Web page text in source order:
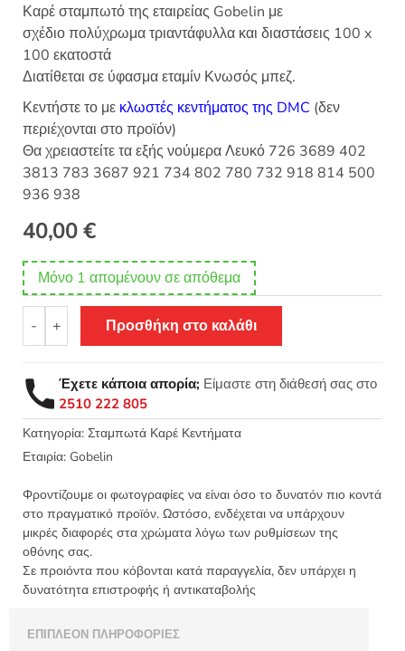
Καρέ σταμπωτό της εταιρείας Gobelin με
σχέδιο πολύχρωμα τριαντάφυλλα και διαστάσεις 100 x
100 εκατοστά
Διατίθεται σε ύφασμα εταμίν Κνωσός μπεζ.
Κεντήστε το με κλωστές κεντήματος της DMC (δεν
περιέχονται στο προϊόν)
Θα χρειαστείτε τα εξής νούμερα Λευκό 726 3689 402
3813 783 3687 921 734 802 780 732 918 814 500
936 938
40,00€
Μόνο 1 απομένουν σε απόθεμα
-
Σταμπωτό
καρέ
πολύχρωμα
τριαντάφυλλα
100X100
Κνωσός
-
03.27
ποσότητα
+ Προσθήκη στο καλάθι
Έχετε κάποια απορία; Είμαστε στη διάθεσή σας στο
2510 222 805
Κατηγορία: Σταμπωτά Καρέ Κεντήματα
Εταιρία: Gobelin
Φροντίζουμε οι φωτογραφίες να είναι όσο το δυνατόν πιο κοντά
στο πραγματικό προϊόν. Ωστόσο, ενδέχεται να υπάρχουν
μικρές διαφορές στα χρώματα λόγω των ρυθμίσεων της
οθόνης σας.
Σε προιόντα που κόβονται κατά παραγγελία, δεν υπάρχει η
δυνατότητα επιστροφής ή αντικαταβολής
ΕΠΙΠΛΈΟΝ ΠΛΗΡΟΦΟΡΊΕΣ